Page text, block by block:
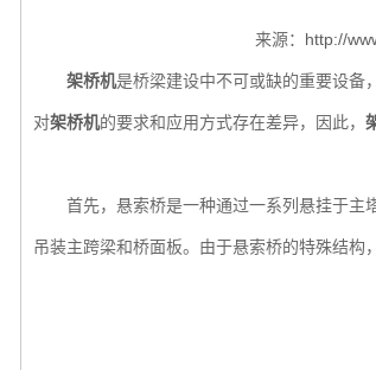
来源： http://
架桥机是桥梁建设中不可或缺的重要设备
对架桥机的要求和应用方式存在差异，因此，
首先，悬索桥是一种通过一系列悬挂于主塔
吊装主跨梁和桥面板。由于悬索桥的特殊结构，